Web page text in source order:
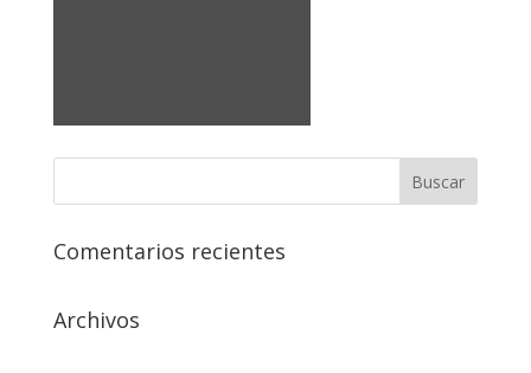
Comentarios recientes
Archivos